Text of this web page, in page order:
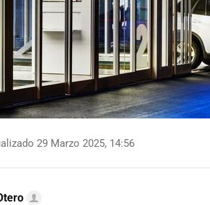
29 Marzo 2025, 14:56